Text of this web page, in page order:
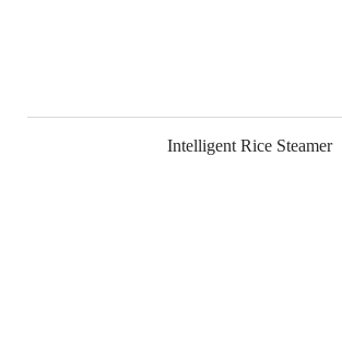
Intelligent Rice Steamer